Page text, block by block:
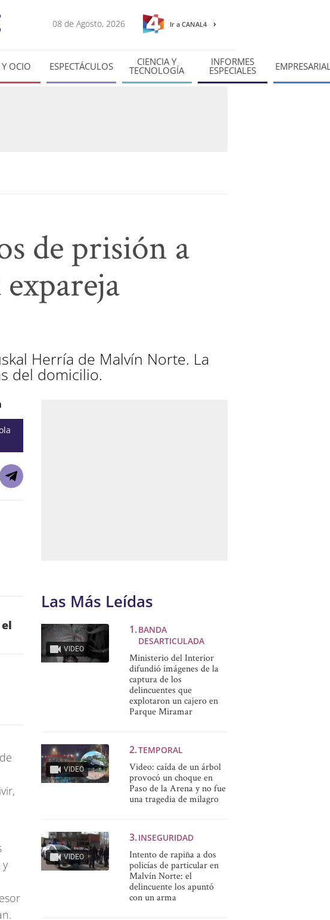
08 de Agosto, 2026 Ir a CANAL4
OCIO ESPECTÁCULOS CIENCIA Y
TECNOLOGÍA
INFORMES
ESPECIALES
de prisión a
Herría de Malvín Norte. La
del domicilio.
Las Más Leídas
VIDEO
BANDA
DESARTICULADA
Ministerio del Interior
difundió imágenes de la
captura de los
delincuentes que
explotaron un cajero en
Parque Miramar
VIDEO
TEMPORAL
Video: caída de un árbol
provocó un choque en
Paso de la Arena y no fue
una tragedia de milagro
VIDEO
INSEGURIDAD
Intento de rapiña a dos
policías de particular en
Malvín Norte: el
delincuente los apuntó
con un arma